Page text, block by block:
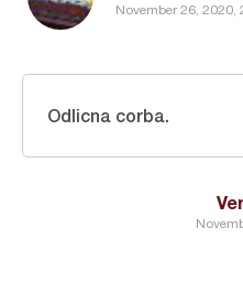
November 26, 2020,
Odlicna corba.